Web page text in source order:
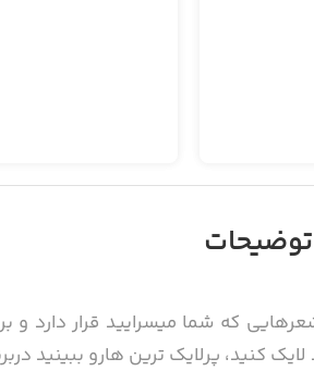
توضیحات
که شما میسرایید قرار دارد و
کنید، پرلایک ترین هارو ببینید